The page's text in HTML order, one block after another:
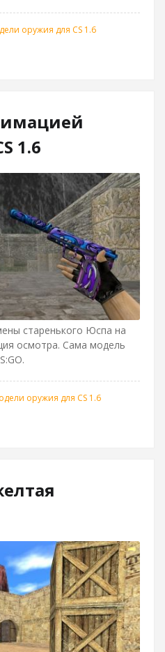
оружия для CS 1.6
1.6
старенького Юспа на
осмотра. Сама модель
оружия для CS 1.6